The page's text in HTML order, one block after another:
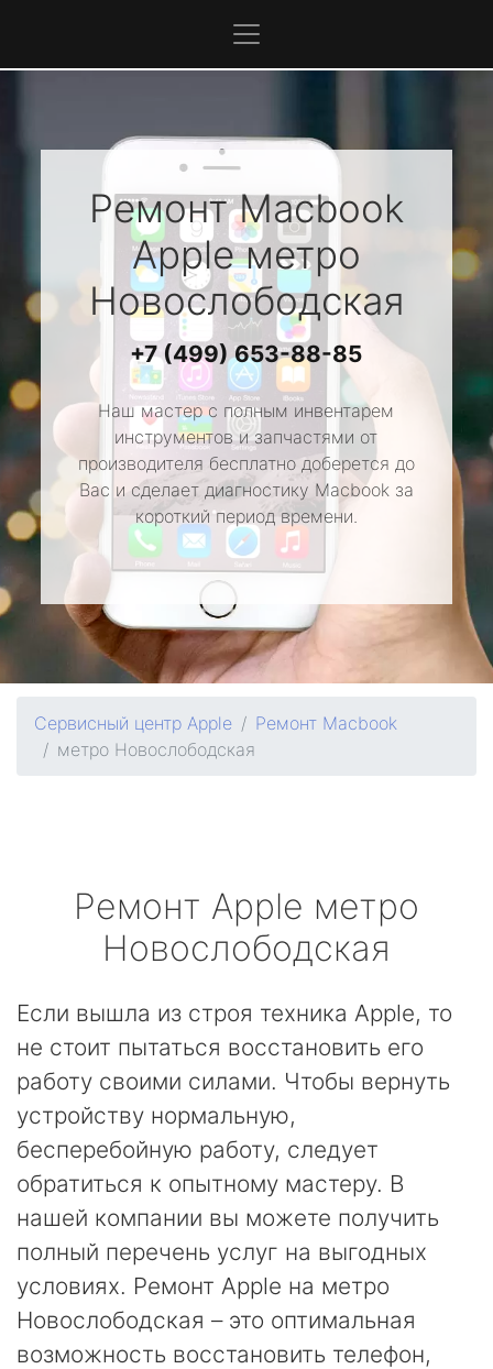
Ремонт Macbook
Appleметро
Новослободская
+7 (499) 653-88-85
Наш мастер с полным инвентарем
инструментов и запчастями от
производителя бесплатно доберется до
Вас и сделает диагностику Macbook за
короткий период времени.
Сервисный центр Apple
Ремонт Macbook
метро Новослободская
Ремонт Apple метро
Новослободская
Если вышла из строя техника Apple, то
не стоит пытаться восстановить его
работу своими силами. Чтобы вернуть
устройству нормальную,
бесперебойную работу, следует
обратиться к опытному мастеру. В
нашей компании вы можете получить
полный перечень услуг на выгодных
условиях. Ремонт Apple на метро
Новослободская – это оптимальная
возможность восстановить телефон,